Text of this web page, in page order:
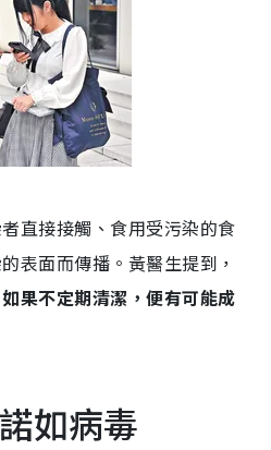
直接接觸、食用受污染的食
表面而傳播。黃醫生提到，
果不定期清潔，便有可能成
如病毒